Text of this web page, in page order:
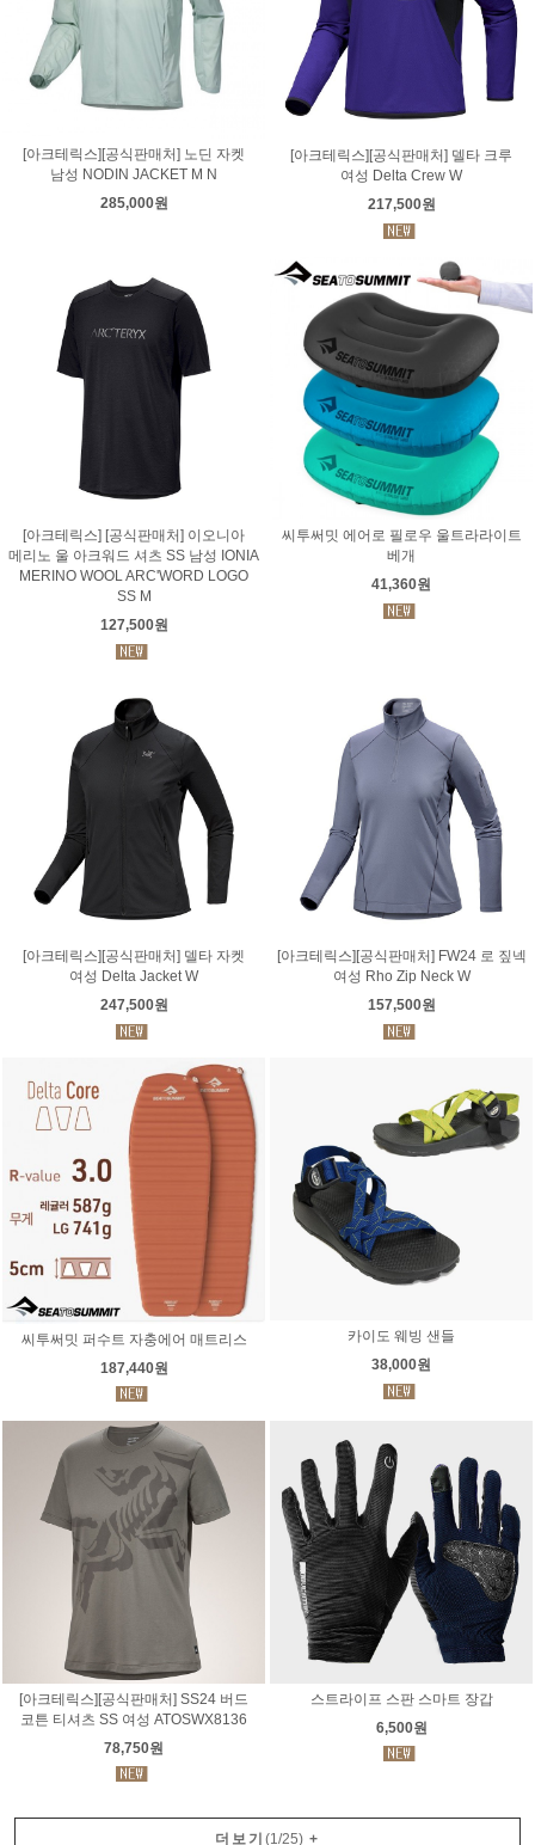
[아크테릭스][공식판매처] 노딘 자켓
남성 NODIN JACKET M N
285,000원
[아크테릭스][공식판매처] 델타 크루
여성 Delta Crew W
217,500원
[아크테릭스] [공식판매처] 이오니아
메리노 울 아크워드 셔츠 SS 남성 IONIA
MERINO WOOL ARC'WORD LOGO
SS M
127,500원
씨투써밋 에어로 필로우 울트라라이트
베개
41,360원
[아크테릭스][공식판매처] 델타 자켓
여성 Delta Jacket W
247,500원
[아크테릭스][공식판매처] FW24 로 짚넥
여성 Rho Zip Neck W
157,500원
씨투써밋 퍼수트 자충에어 매트리스
187,440원
카이도 웨빙 샌들
38,000원
[아크테릭스][공식판매처] SS24 버드
코튼 티셔츠 SS 여성 ATOSWX8136
78,750원
스트라이프 스판 스마트 장갑
6,500원
더보기 (1/25) +